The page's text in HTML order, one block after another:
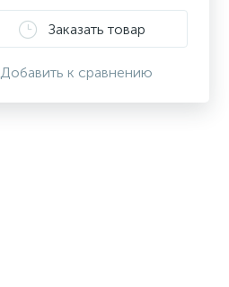
Заказать товар
Добавить к сравнению